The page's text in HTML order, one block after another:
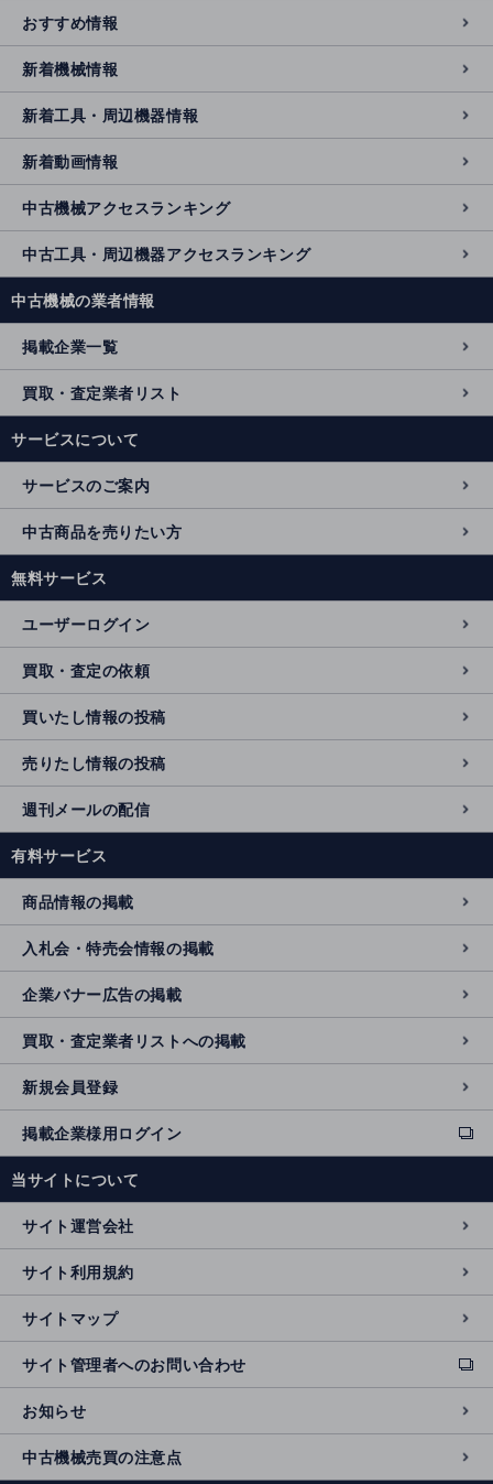
おすすめ情報
新着機械情報
新着工具・周辺機器情報
新着動画情報
中古機械アクセスランキング
中古工具・周辺機器アクセスランキング
中古機械の業者情報
掲載企業一覧
買取・査定業者リスト
サービスについて
サービスのご案内
中古商品を売りたい方
無料サービス
ユーザーログイン
買取・査定の依頼
買いたし情報の投稿
売りたし情報の投稿
週刊メールの配信
有料サービス
商品情報の掲載
入札会・特売会情報の掲載
企業バナー広告の掲載
買取・査定業者リストへの掲載
新規会員登録
掲載企業様用ログイン
ext
e
n
al
si
t
e
当サイトについて
サイト運営会社
サイト利用規約
サイトマップ
サイト管理者へのお問い合わせ
ext
e
r
n
al
お知らせ
中古機械売買の注意点